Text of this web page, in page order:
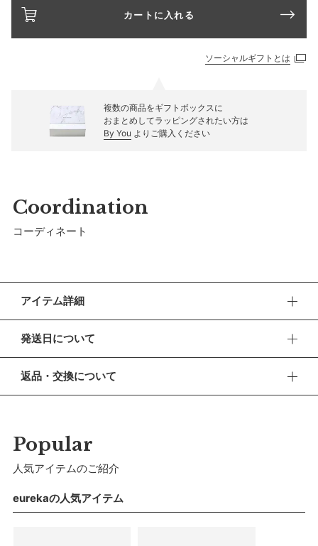
カートに入れる
ソーシャルギフトとは
複数の商品をギフトボックスに
おまとめしてラッピングされたい方は
By You よりご購入ください
Coordination
コーディネート
アイテム詳細
す。サッと羽織れるシンプルなつくり。腕・ひざまで隠れる丈
まな汚れも落としやすい撥水機能付き。
【色／柄】
たっぷりフレアとクラシカルなアプリコットカラーで可憐なス
タイルに。
発送日について
休業期間 2026年8月13日(木) 〜 16日(日)
おります。
【お問い合わせ・発送の再開について】
休業中にいただいたお問い合わせやご注文につきましては、翌
営業日より順次対応させていただきます。
返品・交換について
ずご連絡ください。
■ お客様都合による返品・交換
ります。
Popular
人気アイテムのご紹介
eurekaの人気アイテム